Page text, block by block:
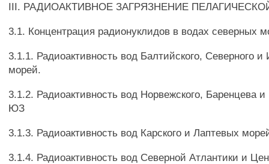
III. РАДИОАКТИВНОЕ ЗАГРЯЗНЕНИЕ
3.1. Концентрация радионуклидов в водах северных
3.1.1. Радиоактивность вод Балтийского, Северного и
морей.
3.1.2. Радиоактивность вод Норвежского, Баренцева
ЮЗ
3.1.3. Радиоактивность вод Карского и Лаптевых
3.1.4. Радиоактивность вод Северной Атлантики и